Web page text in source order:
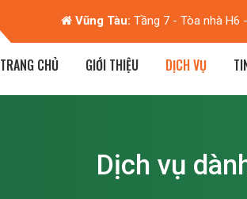
Vũng Tàu: Tầng 7 - Tòa nhà H6
TRANG CHỦ GIỚI THIỆU DỊCH VỤ
Dịch vụ